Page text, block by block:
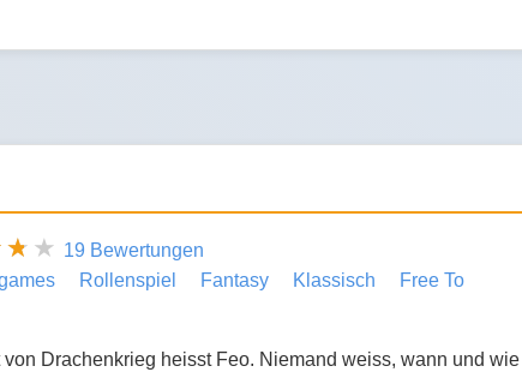
19 Bewertungen
Rollenspiel Fantasy Klassisch
Free To
von Drachenkrieg heisst Feo. Niemand weiss, wann und wie